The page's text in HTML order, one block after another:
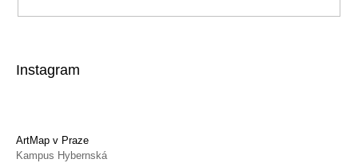
Instagram
ArtMap v Praze
Kampus Hybernská